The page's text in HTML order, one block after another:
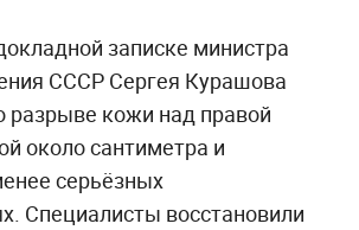
записке министра
СССР Сергея Курашова
разрыве кожи над правой
около сантиметра и
серьёзных
Специалисты восстановили